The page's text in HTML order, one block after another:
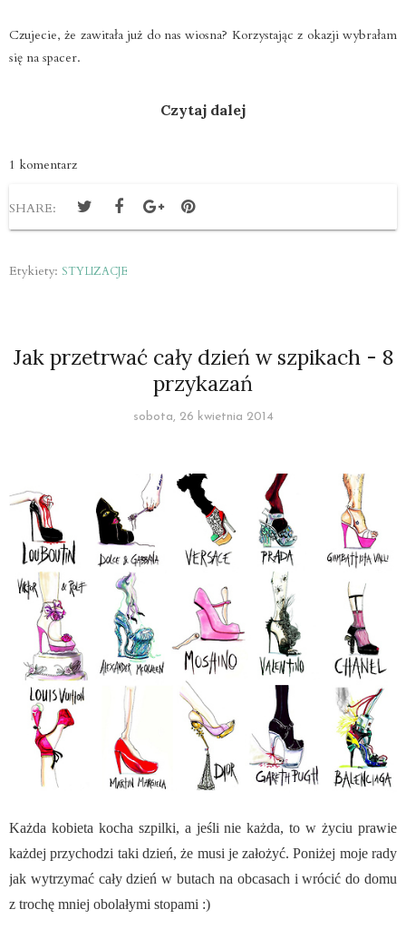
Czujecie, że zawitała już do nas wiosna? Korzystając z okazji wybrałam
się na spacer.
Czytaj dalej
1 komentarz
SHARE:
Etykiety: STYLIZACJE
Jak przetrwać cały dzień w szpikach - 8
przykazań
sobota, 26 kwietnia 2014
Każda kobieta kocha szpilki, a jeśli nie każda, to w życiu prawie
każdej przychodzi taki dzień, że musi je założyć. Poniżej moje rady
jak wytrzymać cały dzień w butach na obcasach i wrócić do domu
z trochę mniej obolałymi stopami :)